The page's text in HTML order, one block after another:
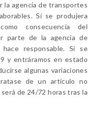
la agencia de transportes
Si se produjera
consecuencia del
parte de la agencia de
responsable. Si se
y entráramos en estado
algunas variaciones
de un artículo no
de 24/72 horas tras la